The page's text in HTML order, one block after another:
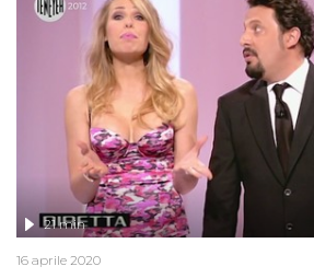
21 min
16 aprile 2020